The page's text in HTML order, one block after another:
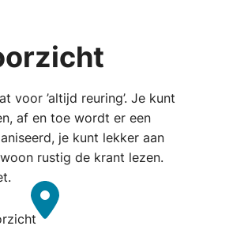
voor ’altijd reuring’. Je kunt
af en toe wordt er een
je kunt lekker aan
rustig de krant lezen.